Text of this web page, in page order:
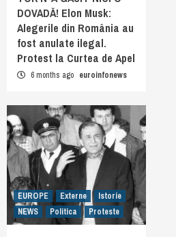
DOVADĂ! Elon Musk:
Alegerile din România au
fost anulate ilegal.
Protest la Curtea de Apel
6 months ago euroinfonews
EUROPE Externe
Istorie
NEWS
Politica Proteste